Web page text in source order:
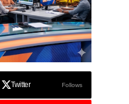
Twitter Follows